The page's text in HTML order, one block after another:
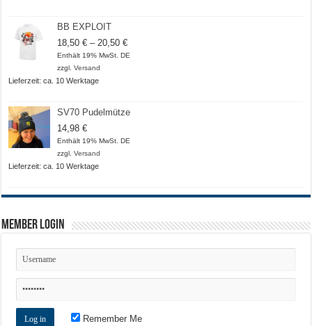
BB EXPLOIT
18,50€ – 20,50€Preisspanne:
18,50 €
Enthält 19% MwSt. DE
zzgl.Versand
Lieferzeit: ca. 10 Werktage
SV70 Pudelmütze
14,98€
Enthält 19% MwSt. DE
zzgl.Versand
Lieferzeit: ca. 10 Werktage
Member Login
Remember Me